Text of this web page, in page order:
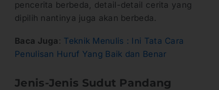
pencerita berbeda, detail-detail cerita yang
dipilih nantinya juga akan berbeda.
Baca Juga : Teknik Menulis : Ini Tata Cara
Penulisan Huruf Yang Baik dan Benar
Jenis-Jenis Sudut Pandang